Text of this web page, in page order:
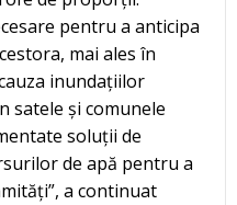
pentru a anticipa
mai ales în
inundațiilor
satele și comunele
soluții de
de apă pentru a
a continuat